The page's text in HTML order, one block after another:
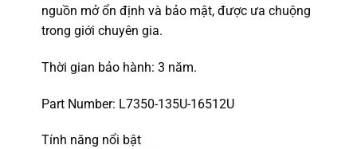
nguồn mở ổn định và bảo mật, được ưa chuộng
trong giới chuyên gia.
Thời gian bảo hành: 3 năm.
Part Number: L7350-135U-16512U
Tính năng nổi bật